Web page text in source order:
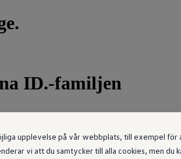
upplevelse på vår webbplats, till exempel för
vi att du samtycker till alla cookies, men du
ID.-familjen